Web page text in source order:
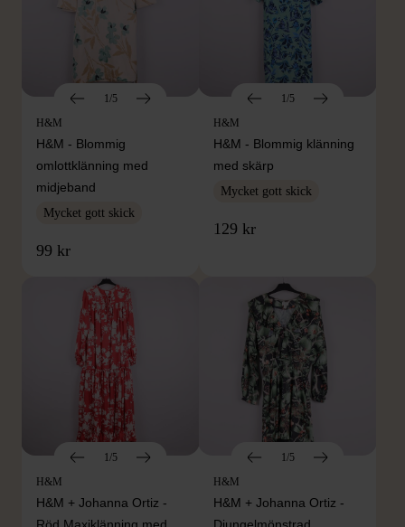
1/5
H&M
H&M - Blommig
omlottklänning med
midjeband
Mycket gott skick
99 kr
1/5
H&M
H&M - Blommig klänning
med skärp
Mycket gott skick
129 kr
1/5
H&M
H&M + Johanna Ortiz -
1/5
H&M
H&M + Johanna Ortiz -